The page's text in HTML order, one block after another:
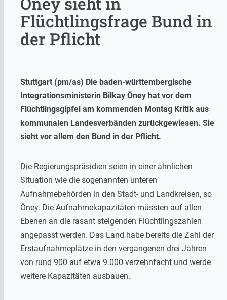
Flüchtlingsfrage Bund in
der Pflicht
Stuttgart (pm/as) Die baden-württembergische
Integrationsministerin Bilkay Öney hat vor dem
Flüchtlingsgipfel am kommenden Montag Kritik aus
kommunalen Landesverbänden zurückgewiesen. Sie
sieht vor allem den Bund in der Pflicht.
Die Regierungspräsidien seien in einer ähnlichen
Situation wie die sogenannten unteren
Aufnahmebehörden in den Stadt- und Landkreisen, so
Öney. Die Aufnahmekapazitäten müssten auf allen
Ebenen an die rasant steigenden Flüchtlingszahlen
angepasst werden. Das Land habe bereits die Zahl der
Erstaufnahmeplätze in den vergangenen drei Jahren
von rund 900 auf etwa 9.000 verzehnfacht und werde
weitere Kapazitäten ausbauen.